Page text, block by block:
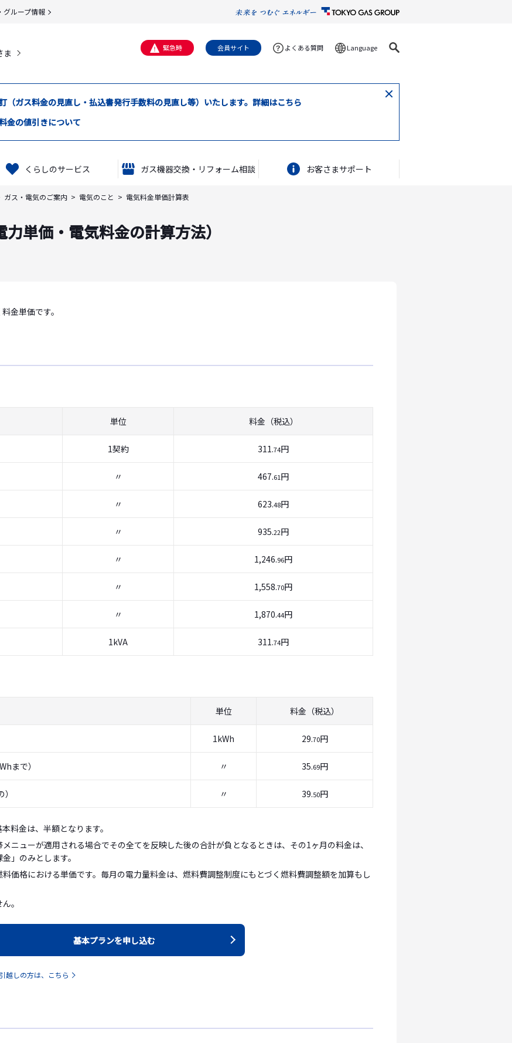
グループ情報
ま 緊急時 会員サイト よくある質問 Language
ガス料金の見直し・払込書発行手数料の見直し等）いたします。詳細はこちら
金の値引きについて
閉
くらしのサービス ガス機器交換・リフォーム相談 お客さまサポート
ガス・電気のご案内 電気のこと 電気料金単価計算表
単価・電気料金の計算方法）
金単価です。
単位 料金（税込）
1契約 311.74円
〃 467.61円
〃 623.48円
〃 935.22円
〃 1,246.96円
〃 1,558.70円
〃 1,870.44円
1kVA 311.74円
単位 料金（税込）
1kWh 29.70円
まで） 〃 35.69円
〃 39.50円
料金は、半額となります。
ニューが適用される場合でその全てを反映した後の合計が負となるときは、その1ヶ月の料金は、
」のみとします。
価格における単価です。毎月の電力量料金は、燃料費調整制度にもとづく燃料費調整額を加算もし
。
基本プランを申し込む
越しの方は、こちら